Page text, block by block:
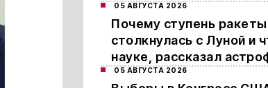
05 АВГУСТА 2026
Почему ступень
столкнулась с Луной и
науке, рассказал
05 АВГУСТА 2026